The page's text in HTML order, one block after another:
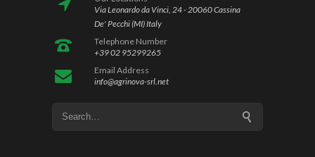
Via Leonardo da Vinci, 24 - 20060 Cassina
De' Pecchi (MI) Italy
Telephone Number
+39 02 95299265
Email Address
info@agrinova-srl.net